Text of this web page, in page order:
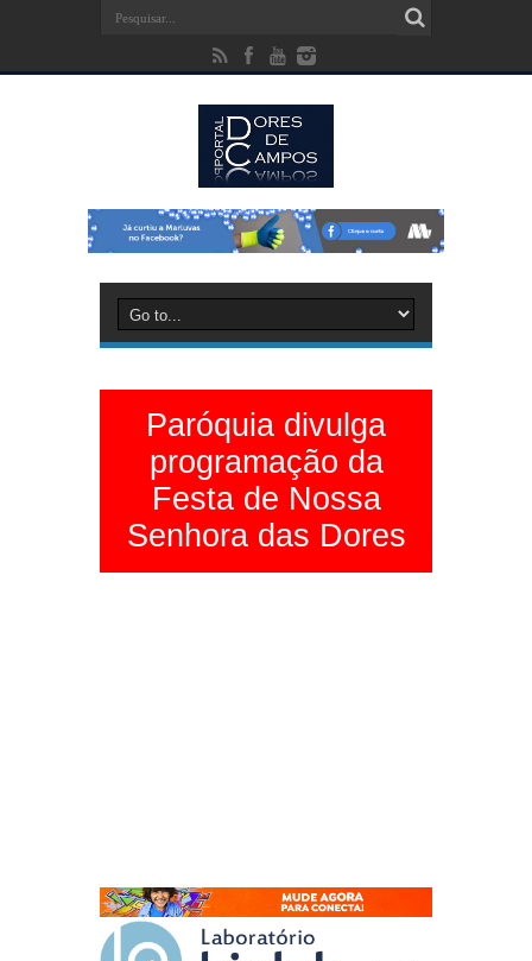
Paróquia divulga
programação da
Festa de Nossa
Senhora das Dores